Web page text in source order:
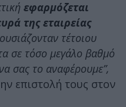
εφαρμόζεται
της εταιρείας
τέτοιου
σε τόσο μεγάλο βαθμό
σας το αναφέρουμε”,
επιστολή τους στον